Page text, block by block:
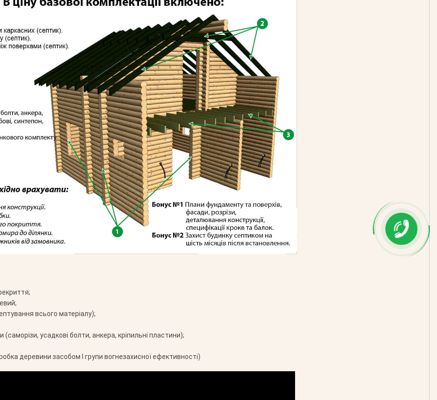
всього матеріалу);
(саморізи, усадкові болти, анкера, кріпильні пластини);
деревини засобом І групи вогнезахисної ефективності)